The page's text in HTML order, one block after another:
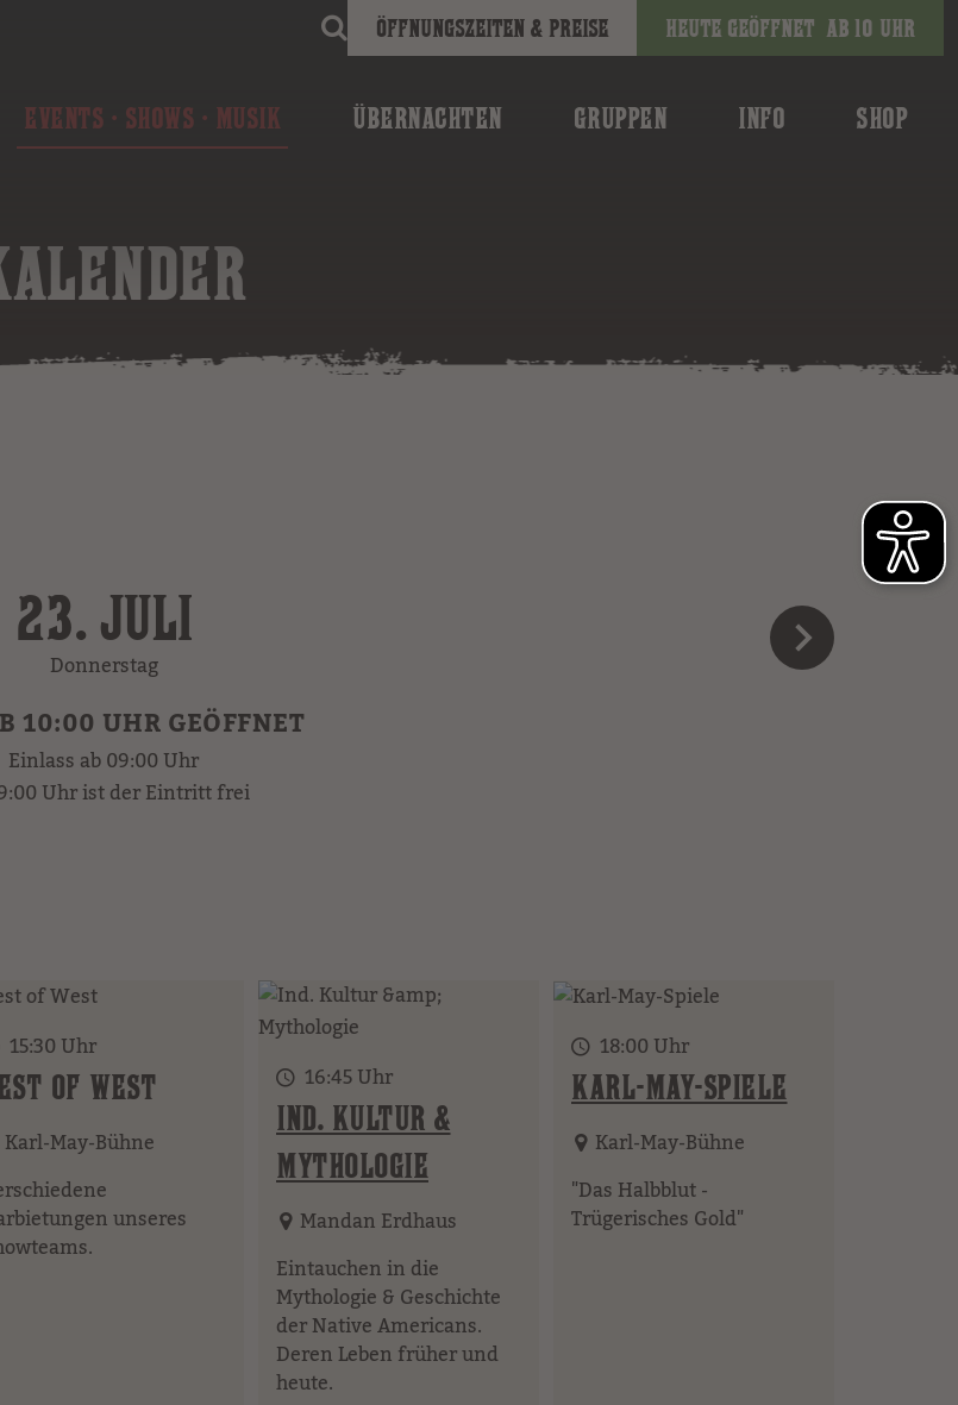
EVENTS · SHOWS · MUSIK ÜBERNACHTEN GRUPPEN INFO SHOP
Öffnungszeiten & Preise Heute geöffnet ab 10 Uhr
23. JULI
Donnerstag
10:00 UHR GEÖFFNET
Einlass ab 09:00 Uhr
Uhr ist der Eintritt frei
15:30 Uhr
OF WEST
Karl-May-Bühne
unseres
16:45 Uhr
IND. KULTUR &
MYTHOLOGIE
Mandan Erdhaus
Eintauchen in die
Mythologie & Geschichte
der Native Americans.
Deren Leben früher und
heute.
18:00 Uhr
KARL-MAY-SPIELE
Karl-May-Bühne
"Das Halbblut -
Trügerisches Gold"